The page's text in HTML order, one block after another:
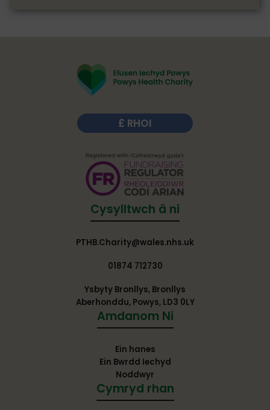
RHOI
Cysylltwch â ni
PTHB.Charity@wales.nhs.uk
01874 712730
Ysbyty Bronllys, Bronllys
Aberhonddu, Powys, LD3 0LY
Amdanom Ni
Ein hanes
Ein Bwrdd Iechyd
Noddwyr
Cymryd rhan